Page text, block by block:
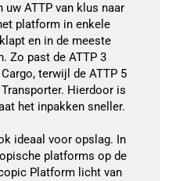
uw ATTP van klus naar
platform in enkele
en in de meeste
Zo past de ATTP 3
terwijl de ATTP 5
Hierdoor is
het inpakken sneller.
ideaal voor opslag. In
platforms op de
Platform licht van